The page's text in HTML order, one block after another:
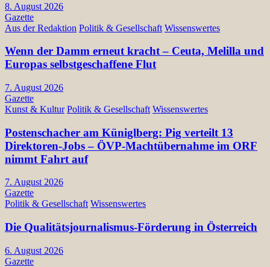
8. August 2026
Gazette
Aus der Redaktion Politik & Gesellschaft Wissenswertes
Wenn der Damm erneut kracht – Ceuta, Melilla und
Europas selbstgeschaffene Flut
7. August 2026
Gazette
Kunst & Kultur Politik & Gesellschaft Wissenswertes
Postenschacher am Küniglberg: Pig verteilt 13
Direktoren-Jobs – ÖVP-Machtübernahme im ORF
nimmt Fahrt auf
7. August 2026
Gazette
Politik & Gesellschaft Wissenswertes
Die Qualitätsjournalismus-Förderung in Österreich
6. August 2026
Gazette